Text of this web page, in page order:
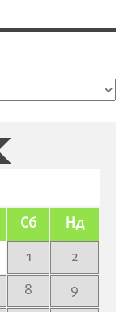
Сб Нд
1
2
8
9